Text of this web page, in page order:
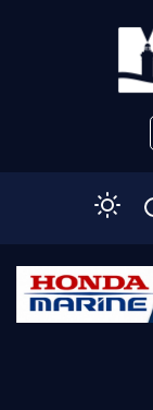
Početna